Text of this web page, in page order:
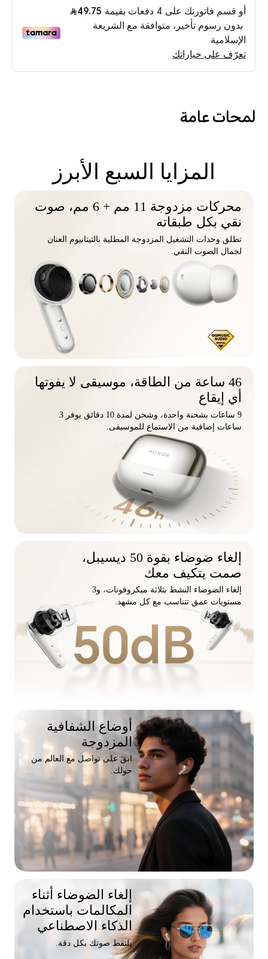
لمحات عامة
المزايا السبع الأبرز
محركات مزدوجة 11 مم + 6 مم، صوت
نقي بكل طبقاته
تطلق وحدات التشغيل المزدوجة المطلية بالتيتانيوم العنان
لجمال الصوت النقي.
46 ساعة من الطاقة، موسيقى لا يفوتها
أي إيقاع
9 ساعات بشحنة واحدة، وشحن لمدة 10 دقائق يوفر 3
ساعات إضافية من الاستماع للموسيقى.
إلغاء ضوضاء بقوة 50 ديسيبل،
صمت يتكيف معك
إلغاء الضوضاء النشط بثلاثة ميكروفونات، و3
مستويات عمق تتناسب مع كل مشهد.
أوضاع الشفافية
المزدوجة
ابقَ على تواصل مع العالم من
حولك.
إلغاء الضوضاء أثناء
المكالمات باستخدام
الذكاء الاصطناعي
يلتقط صوتك بكل دقة.